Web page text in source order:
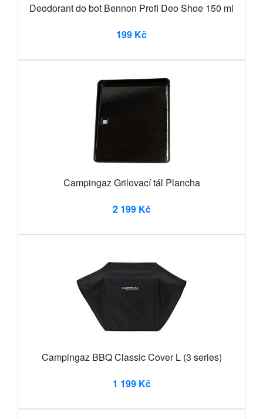
Deodorant do bot Bennon Profi Deo Shoe 150 ml
199 Kč
Campingaz Grilovací tál Plancha
2 199 Kč
Campingaz BBQ Classic Cover L (3 series)
1 199 Kč